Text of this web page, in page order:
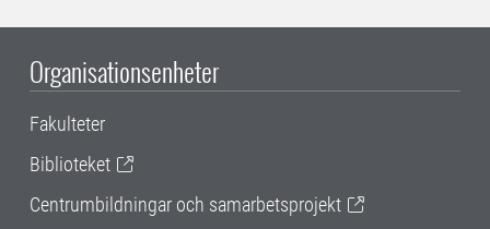
Organisationsenheter
Fakulteter
Biblioteket
Centrumbildningar och samarbetsprojekt